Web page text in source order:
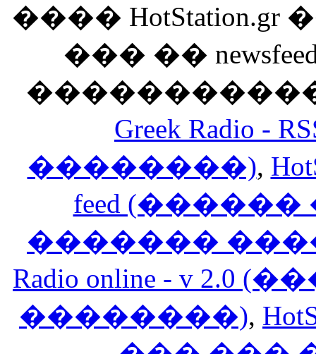
����
��� ��
Greek Radio
��������),
feed
�������
Radio online - v
��������),